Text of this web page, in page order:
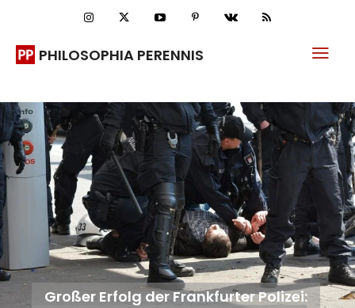
PHILOSOPHIA PERENNIS
Großer Erfolg der Frankfurter Polizei: